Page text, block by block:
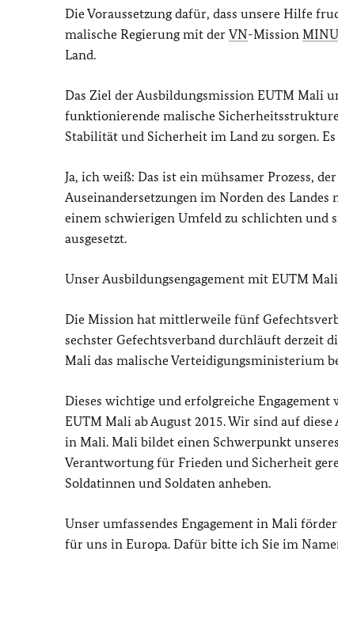
Die Voraussetzung dafür, dass unsere Hilfe
malische Regierung mit der VN-Mission
Land.
Das Ziel der Ausbildungsmission EUTM Mali
funktionierende malische
Stabilität und Sicherheit im Land zu sorgen.
Ja, ich weiß: Das ist ein mühsamer Prozess,
Auseinandersetzungen im Norden des Landes
einem schwierigen Umfeld zu schlichten und
ausgesetzt.
Unser Ausbildungsengagement mit EUTM
Die Mission hat mittlerweile fünf
sechster Gefechtsverband durchläuft derzeit
Mali das malische Verteidigungsministerium
Dieses wichtige und erfolgreiche
EUTM Mali ab August 2015. Wir sind auf
in Mali. Mali bildet einen Schwerpunkt
Verantwortung für Frieden und Sicherheit
Soldatinnen und Soldaten anheben.
Unser umfassendes Engagement in Mali
für uns in Europa. Dafür bitte ich Sie im